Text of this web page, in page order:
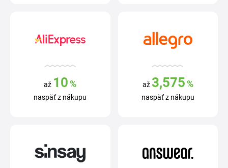
až 10 %
naspäť z nákupu
až 3,575%
naspäť z nákupu